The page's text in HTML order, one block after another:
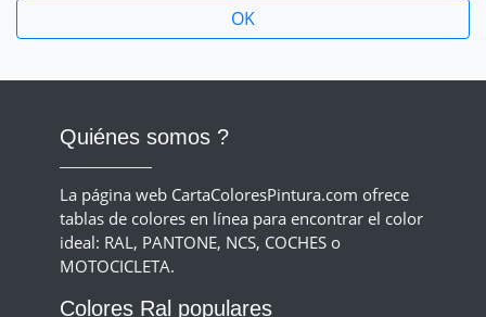
Quiénes somos ?
La página web CartaColoresPintura.com ofrece
tablas de colores en línea para encontrar el color
ideal: RAL, PANTONE, NCS, COCHES o
MOTOCICLETA.
Colores Ral populares